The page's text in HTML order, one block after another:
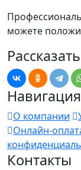
можете
Навигация
О компании
Онлайн-
Контакты